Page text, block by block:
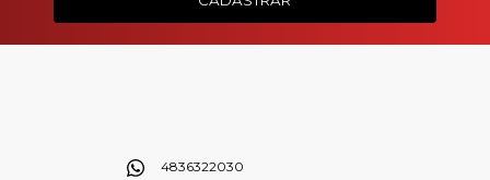
4836322030